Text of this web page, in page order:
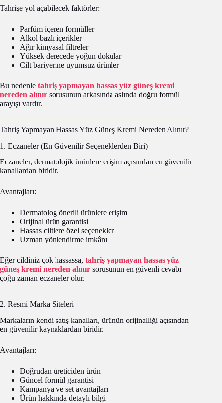
Tahrişe yol açabilecek faktörler:
Parfüm içeren formüller
Alkol bazlı içerikler
Ağır kimyasal filtreler
Yüksek derecede yoğun dokular
Cilt bariyerine uyumsuz ürünler
Bu nedenle tahriş yapmayan hassas yüz güneş kremi
nereden alınır sorusunun arkasında aslında doğru formül
arayışı vardır.
Tahriş Yapmayan Hassas Yüz Güneş Kremi Nereden Alınır?
1. Eczaneler (En Güvenilir Seçeneklerden Biri)
Eczaneler, dermatolojik ürünlere erişim açısından en güvenilir
kanallardan biridir.
Avantajları:
Dermatolog önerili ürünlere erişim
Orijinal ürün garantisi
Hassas ciltlere özel seçenekler
Uzman yönlendirme imkânı
Eğer cildiniz çok hassassa, tahriş yapmayan hassas yüz
güneş kremi nereden alınır sorusunun en güvenli cevabı
çoğu zaman eczaneler olur.
2. Resmi Marka Siteleri
Markaların kendi satış kanalları, ürünün orijinalliği açısından
en güvenilir kaynaklardan biridir.
Avantajları:
Doğrudan üreticiden ürün
Güncel formül garantisi
Kampanya ve set avantajları
Ürün hakkında detaylı bilgi